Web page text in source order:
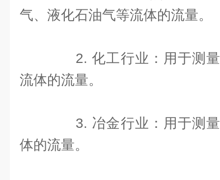
气、液化石油气等流体的流量。
2. 化工行业：用于测量
流体的流量。
3. 冶金行业：用于测量
体的流量。